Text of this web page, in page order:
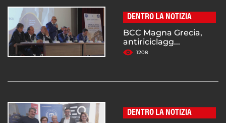
DENTRO LA NOTIZIA
BCC Magna Grecia,
antiriciclagg...
1208
DENTRO LA NOTIZIA